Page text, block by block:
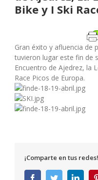
Bike y I Ski
Gran éxito y afluencia de
tuvieron lugar este fin de
Encuentro de Ajedrez, la
Race Picos de Europa.
¡Comparte en tus redes!
FacebookTwitter